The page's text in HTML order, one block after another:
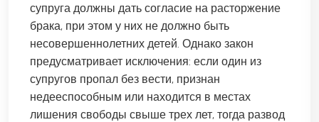
супруга должны дать согласие на расторжение
брака, при этом у них не должно быть
несовершеннолетних детей. Однако закон
предусматривает исключения: если один из
супругов пропал без вести, признан
недееспособным или находится в местах
лишения свободы свыше трех лет, тогда развод